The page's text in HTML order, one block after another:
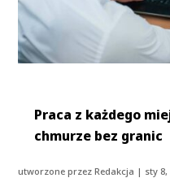
Praca z każdego
chmurze bez granic
utworzone przezRedakcja | sty 8,